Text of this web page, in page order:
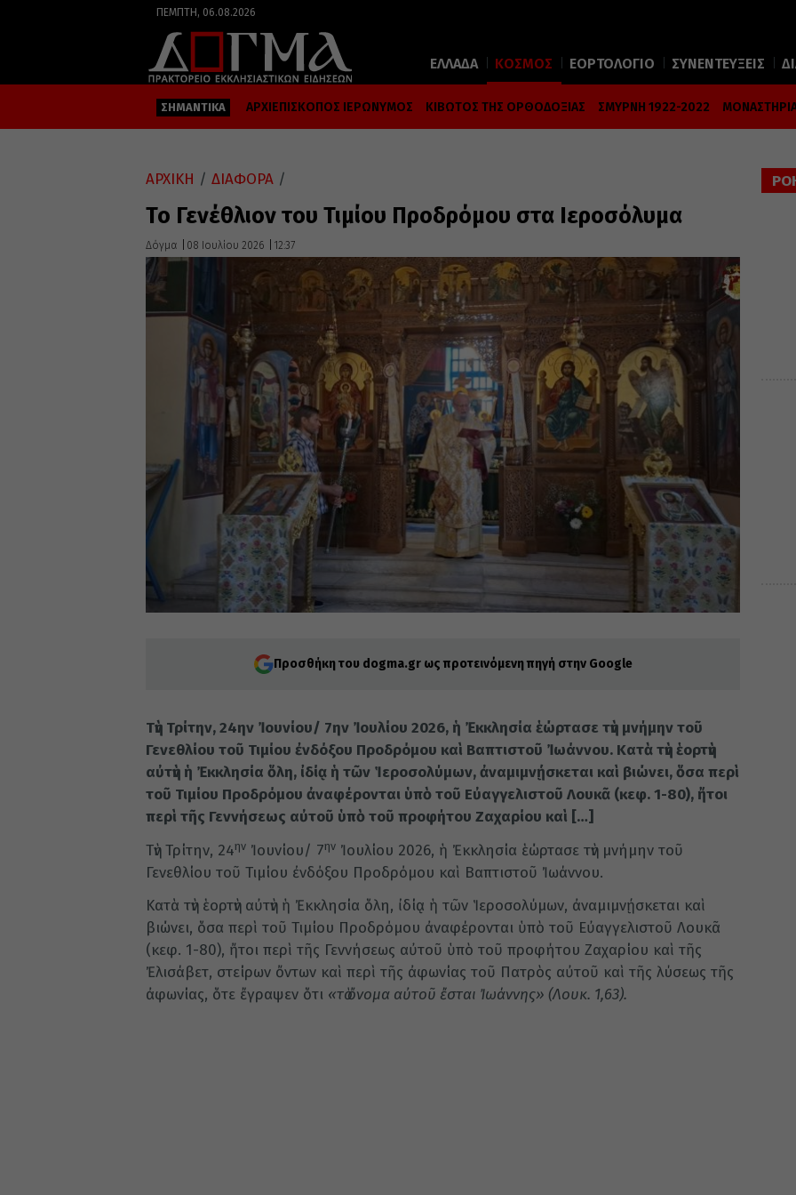
ΠΈΜΠΤΗ, 06.08.2026
ΕΛΛΑΔΑ ΚΟΣΜΟΣ ΕΟΡΤΟΛΟΓΙΟ ΣΥΝΕΝΤΕΥΞΕΙΣ
ΣΗΜΑΝΤΙΚΑ ΑΡΧΙΕΠΙΣΚΟΠΟΣ ΙΕΡΩΝΥΜΟΣ ΚΙΒΩΤΟΣ ΤΗΣ ΟΡΘΟΔΟΞΙΑΣ ΣΜΥΡΝΗ 1922-2022
ΑΡΧΙΚΗ / ΔΙΑΦΟΡΑ /
Το Γενέθλιον του Τιμίου Προδρόμου στα Ιεροσόλυμα
Δόγμα 08 Ιουλίου 2026 12:37
Προσθήκη του dogma.gr ως προτεινόμενη πηγή στην Google
Τὴν Τρίτην, 24ην Ἰουνίου/ 7ην Ἰουλίου 2026, ἡ Ἐκκλησία ἑώρτασε τὴν μνήμην τοῦ
Γενεθλίου τοῦ Τιμίου ἐνδόξου Προδρόμου καὶ Βαπτιστοῦ Ἰωάννου. Κατὰ τὴν ἑορτὴν
αὐτὴν ἡ Ἐκκλησία ὅλη, ἰδίᾳ ἡ τῶν Ἱεροσολύμων, ἀναμιμνῄσκεται καὶ βιώνει, ὅσα περὶ
τοῦ Τιμίου Προδρόμου ἀναφέρονται ὑπὸ τοῦ Εὐαγγελιστοῦ Λουκᾶ (κεφ. 1-80), ἤτοι
περὶ τῆς Γεννήσεως αὐτοῦ ὑπὸ τοῦ προφήτου Ζαχαρίου καὶ […]
Τὴν Τρίτην, 24ην Ἰουνίου/ 7ην Ἰουλίου 2026, ἡ Ἐκκλησία ἑώρτασε τὴν μνήμην τοῦ
Γενεθλίου τοῦ Τιμίου ἐνδόξου Προδρόμου καὶ Βαπτιστοῦ Ἰωάννου.
Κατὰ τὴν ἑορτὴν αὐτὴν ἡ Ἐκκλησία ὅλη, ἰδίᾳ ἡ τῶν Ἱεροσολύμων, ἀναμιμνῄσκεται καὶ
βιώνει, ὅσα περὶ τοῦ Τιμίου Προδρόμου ἀναφέρονται ὑπὸ τοῦ Εὐαγγελιστοῦ Λουκᾶ
(κεφ. 1-80), ἤτοι περὶ τῆς Γεννήσεως αὐτοῦ ὑπὸ τοῦ προφήτου Ζαχαρίου καὶ τῆς
Ἐλισάβετ, στείρων ὄντων καὶ περὶ τῆς ἀφωνίας τοῦ Πατρὸς αὐτοῦ καὶ τῆς λύσεως τῆς
ἀφωνίας, ὅτε ἔγραψεν ὅτι «τὸ ὄνομα αὐτοῦ ἔσται Ἰωάννης» (Λουκ. 1,63).